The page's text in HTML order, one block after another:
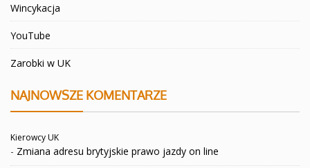
Wincykacja
YouTube
Zarobki w UK
NAJNOWSZE KOMENTARZE
Kierowcy UK
- Zmiana adresu brytyjskie prawo jazdy on line